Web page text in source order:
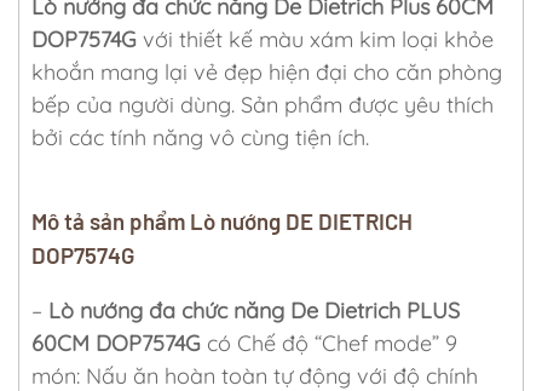
Lò nướng đa chức năng De Dietrich Plus 60CM
DOP7574G với thiết kế màu xám kim loại khỏe
khoắn mang lại vẻ đẹp hiện đại cho căn phòng
bếp của người dùng. Sản phẩm được yêu thích
bởi các tính năng vô cùng tiện ích.
Mô tả sản phẩm Lò nướng DE DIETRICH
DOP7574G
– Lò nướng đa chức năng De Dietrich PLUS
60CM DOP7574G có Chế độ “Chef mode” 9
món: Nấu ăn hoàn toàn tự động với độ chính